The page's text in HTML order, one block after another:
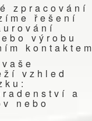
zpracování
řešení
výrobu
vzhled
a
nebo